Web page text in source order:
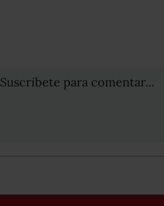
Suscribete para comentar...